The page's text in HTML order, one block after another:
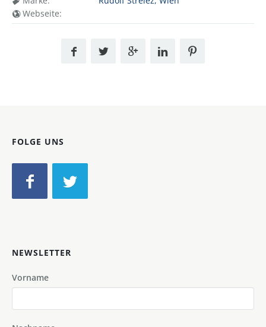
Webseite:
FOLGE UNS
NEWSLETTER
Vorname